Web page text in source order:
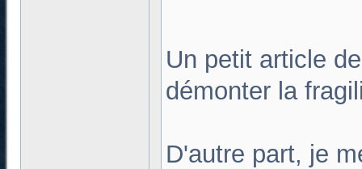
Un petit article
démonter la
D'autre part, je